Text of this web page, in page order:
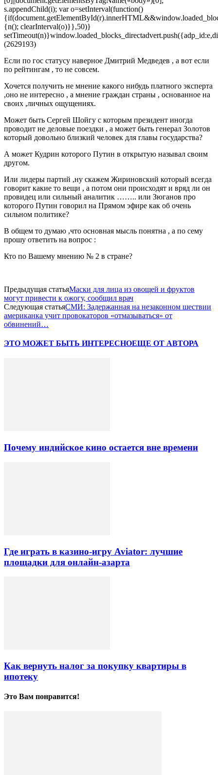
s.appendChild(i); var o=setInterval(function()
{n(); clearInterval(o)}},50)}
(2629193)
Если по гос статусу наверное Дмитрий Медведев , а вот если
по рейтингам , то не совсем.
Хочется получить не мнение какого нибудь платного эксперта
,оно не интересно , а мнение граждан страны , основанное на
своих ,личных ощущениях.
Может быть Сергей Шойгу с которым президент иногда
проводит не деловые поездки , а может быть генерал Золотов
который довольно близкий человек для главы государства?
А может Кудрин которого Путин в открытую называл своим
другом.
Или лидеры партий ,ну скажем Жириновский который всегда
говорит какие то вещи , а потом они происходят и вряд ли он
провидец или сильный аналитик …….. или Зюганов про
которого Путин говорил на Прямом эфире как об очень
сильном политике?
В общем то думаю ,что основная мысль понятна , а по сему
прошу ответить на вопрос :
Кто по Вашему мнению № 2 в стране?
Предыдущая статьяМаски для лица из овощей и фруктов
могут привести к ожогу, сообщил врач
Следующая статьяСМИ: Задержанная на незаконном шествии
американка учит провокаторов «отмазываться» от
обвинений…
ЭТО МОЖЕТ БЫТЬ ИНТЕРЕСНОЕЩЕ ОТ АВТОРА
Почему индийское кино остается вне времени
Где играть в казино-игру Aviator: лучшие
площадки для онлайн-азарта
Как вернуть налог за покупку квартиры в
ипотеку
Это Вам понравится!